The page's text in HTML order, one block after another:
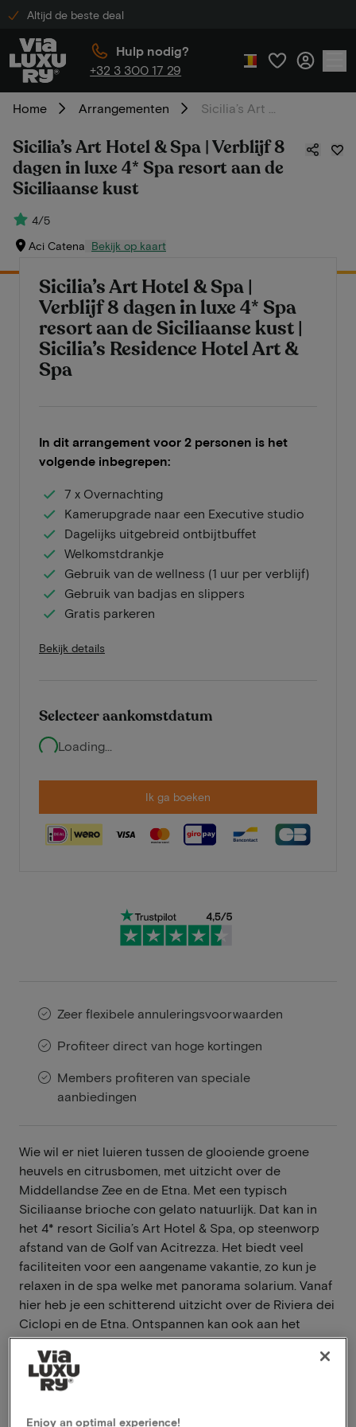
Altijd de beste deal
Hulp nodig?
+32 3 300 17 29
Home Arrangementen
Sicilia’s Art Hotel & Spa | Verblijf 8
dagen in luxe 4* Spa resort aan de
Siciliaanse kust
4/5
Aci Catena Bekijk op kaart
Sicilia’s Art Hotel & Spa |
Verblijf 8 dagen in luxe 4* Spa
resort aan de Siciliaanse kust |
Sicilia’s Residence Hotel Art &
Spa
In dit arrangement voor 2 personen is het
volgende inbegrepen:
7 x Overnachting
Kamerupgrade naar een Executive studio
Dagelijks uitgebreid ontbijtbuffet
Welkomstdrankje
Gebruik van de wellness (1 uur per verblijf)
Gebruik van badjas en slippers
Gratis parkeren
Bekijk details
Selecteer aankomstdatum
Loading...
Ik ga boeken
Zeer flexibele annuleringsvoorwaarden
Profiteer direct van hoge kortingen
Members profiteren van speciale
aanbiedingen
Wie wil er niet luieren tussen de glooiende groene
heuvels en citrusbomen, met uitzicht over de
Middellandse Zee en de Etna. Met een typisch
Siciliaanse brioche con gelato natuurlijk. Dat kan in
het 4* resort Sicilia’s Art Hotel & Spa, op steenworp
afstand van de Golf van Acitrezza. Het biedt veel
faciliteiten voor een aangename vakantie, zo kun je
relaxen in de spa welke met panorama solarium. Vanaf
hier heb je een schitterend uitzicht over de Riviera dei
Ciclopi en de Etna. Ontspannen kan ook aan het
zwembad in de tuin van het hotel.
Lees meer
Inclusief ontbijt
Enjoy an optimal experience!